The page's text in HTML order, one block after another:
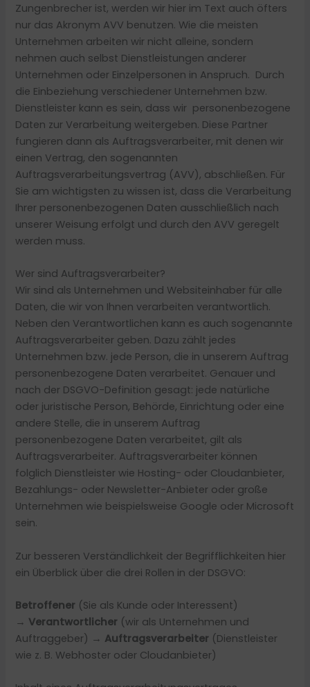
Zungenbrecher ist, werden wir hier im Text auch öfters
nur das Akronym AVV benutzen. Wie die meisten
Unternehmen arbeiten wir nicht alleine, sondern
nehmen auch selbst Dienstleistungen anderer
Unternehmen oder Einzelpersonen in Anspruch. Durch
die Einbeziehung verschiedener Unternehmen bzw.
Dienstleister kann es sein, dass wir personenbezogene
Daten zur Verarbeitung weitergeben. Diese Partner
fungieren dann als Auftragsverarbeiter, mit denen wir
einen Vertrag, den sogenannten
Auftragsverarbeitungsvertrag (AVV), abschließen. Für
Sie am wichtigsten zu wissen ist, dass die Verarbeitung
Ihrer personenbezogenen Daten ausschließlich nach
unserer Weisung erfolgt und durch den AVV geregelt
werden muss.
Wer sind Auftragsverarbeiter?
Wir sind als Unternehmen und Websiteinhaber für alle
Daten, die wir von Ihnen verarbeiten verantwortlich.
Neben den Verantwortlichen kann es auch sogenannte
Auftragsverarbeiter geben. Dazu zählt jedes
Unternehmen bzw. jede Person, die in unserem Auftrag
personenbezogene Daten verarbeitet. Genauer und
nach der DSGVO-Definition gesagt: jede natürliche
oder juristische Person, Behörde, Einrichtung oder eine
andere Stelle, die in unserem Auftrag
personenbezogene Daten verarbeitet, gilt als
Auftragsverarbeiter. Auftragsverarbeiter können
folglich Dienstleister wie Hosting- oder Cloudanbieter,
Bezahlungs- oder Newsletter-Anbieter oder große
Unternehmen wie beispielsweise Google oder Microsoft
sein.
Zur besseren Verständlichkeit der Begrifflichkeiten hier
ein Überblick über die drei Rollen in der DSGVO:
Betroffener (Sie als Kunde oder Interessent)
→ Verantwortlicher (wir als Unternehmen und
Auftraggeber) → Auftragsverarbeiter (Dienstleister
wie z. B. Webhoster oder Cloudanbieter)